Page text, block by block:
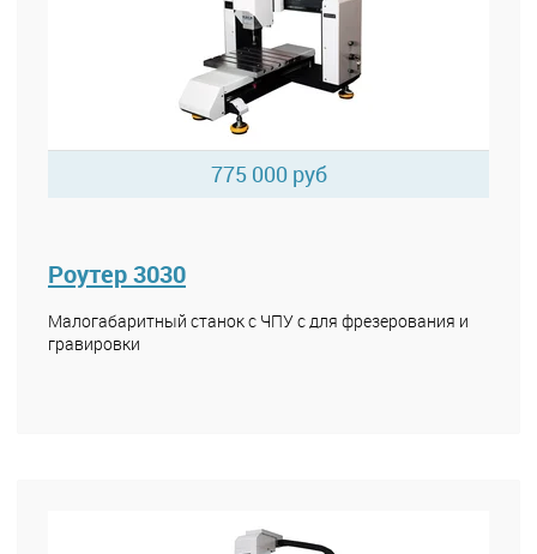
775 000 руб
Роутер 3030
Малогабаритный станок с ЧПУ с для фрезерования и
гравировки